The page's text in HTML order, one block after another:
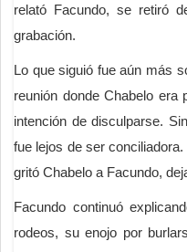
relató Facundo, se retiró
grabación.
Lo que siguió fue aún más
reunión donde Chabelo
intención de disculparse.
fue lejos de ser
gritó Chabelo a Facundo,
Facundo continuó
rodeos, su enojo por